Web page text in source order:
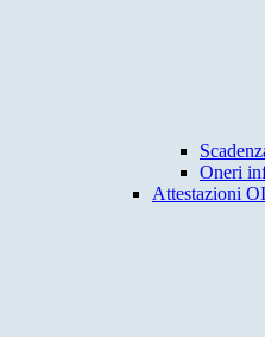
Oneri
Attestazioni